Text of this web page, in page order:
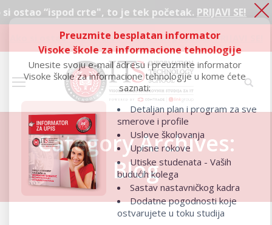
to je tek početak. PRIJAVI SE!
Ako si ostao “ispod crte", to je tek početak.PRIJAVI SE!
Category Archives:
Blog
Preuzmite besplatan informator
Visoke škole za informacione tehnologije
Unesite svoju e-mail adresu i preuzmite informator
Visoke škole za informacione tehnologije u kome ćete
saznati:
Detaljan plan i program za sve
smerove i profile
Uslove školovanja
Upisne rokove
Utiske studenata - Vaših
budućih kolega
Sastav nastavničkog kadra
Dodatne pogodnosti koje
ostvarujete u toku studija